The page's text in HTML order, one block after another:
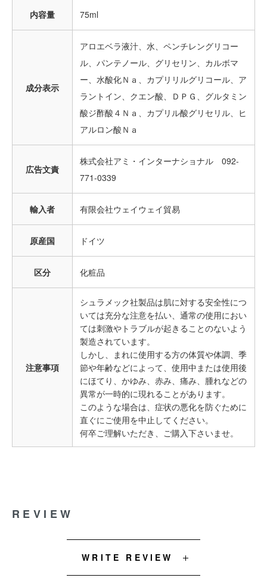
内容量 75ml
成分表示
アロエベラ液汁、水、ペンチレングリコー
ル、パンテノール、グリセリン、カルボマ
ー、水酸化Ｎａ、カプリリルグリコール、ア
ラントイン、クエン酸、ＤＰＧ、グルタミン
酸ジ酢酸４Ｎａ、カプリル酸グリセリル、ヒ
アルロン酸Ｎａ
広告文責
株式会社アミ・インターナショナル 092-
771-0339
輸入者 有限会社ウェイウェイ貿易
原産国 ドイツ
区分 化粧品
注意事項
シュラメック社製品は肌に対する安全性につ
いては充分な注意を払い、通常の使用におい
ては刺激やトラブルが起きることのないよう
製造されています。
しかし、まれに使用する方の体質や体調、季
節や年齢などによって、使用中または使用後
にほてり、かゆみ、赤み、痛み、腫れなどの
異常が一時的に現れることがあります。
このような場合は、症状の悪化を防ぐために
直ぐにご使用を中止してください。
何卒ご理解いただき、ご購入下さいませ。
REVIEW
WRITE REVIEW